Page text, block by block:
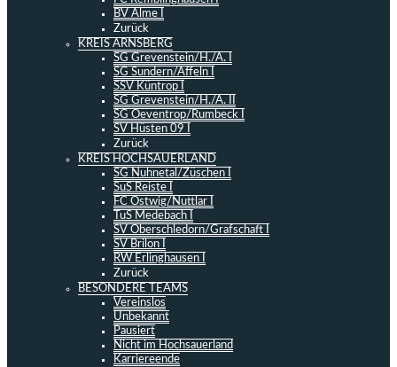
BV Alme I
Zurück
KREIS ARNSBERG
SG Grevenstein/H./A. I
SG Sundern/Affeln I
SSV Küntrop I
SG Grevenstein/H./A. II
SG Oeventrop/Rumbeck I
SV Hüsten 09 I
Zurück
KREIS HOCHSAUERLAND
SG Nuhnetal/Züschen I
SuS Reiste I
FC Ostwig/Nuttlar I
TuS Medebach I
SV Oberschledorn/Grafschaft I
SV Brilon I
RW Erlinghausen I
Zurück
BESONDERE TEAMS
Vereinslos
Unbekannt
Pausiert
Nicht im Hochsauerland
Karriereende